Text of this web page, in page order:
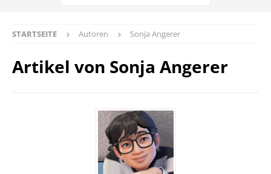
STARTSEITE Autoren Sonja Angerer
Artikel von Sonja Angerer